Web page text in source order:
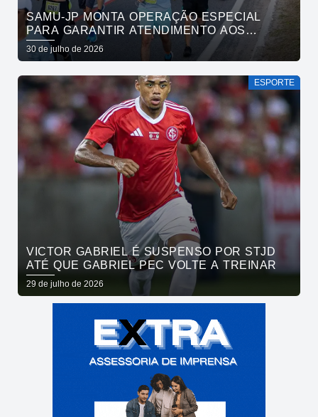
SAMU-JP MONTA OPERAÇÃO ESPECIAL
PARA GARANTIR ATENDIMENTO AOS
ATLETAS DA MARATONA INTERNACIONAL
DE JOÃO PESSOA
30 de julho de 2026
ESPORTE
VICTOR GABRIEL É SUSPENSO POR STJD
ATÉ QUE GABRIEL PEC VOLTE A TREINAR
29 de julho de 2026